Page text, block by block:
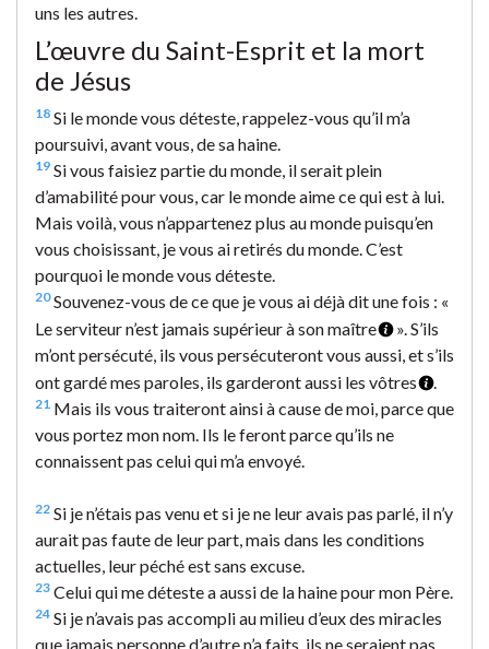
uns les autres.
L’œuvre du Saint-Esprit et la mort
de Jésus
18 Si le monde vous déteste, rappelez-vous qu’il m’a
poursuivi, avant vous, de sa haine.
19 Si vous faisiez partie du monde, il serait plein
d’amabilité pour vous, car le monde aime ce qui est à lui.
Mais voilà, vous n’appartenez plus au monde puisqu’en
vous choisissant, je vous ai retirés du monde. C’est
pourquoi le monde vous déteste.
20Souvenez-vous de ce que je vous ai déjà dit une fois : «
Le serviteur n’est jamais supérieur à son maître
». S’ils
m’ont persécuté, ils vous persécuteront vous aussi, et s’ils
ont gardé mes paroles, ils garderont aussi les vôtres
.
21 Mais ils vous traiteront ainsi à cause de moi, parce que
vous portez mon nom. Ils le feront parce qu’ils ne
connaissent pas celui qui m’a envoyé.
22 Si je n’étais pas venu et si je ne leur avais pas parlé, il n’y
aurait pas faute de leur part, mais dans les conditions
actuelles, leur péché est sans excuse.
23 Celui qui me déteste a aussi de la haine pour mon Père.
24 Si je n’avais pas accompli au milieu d’eux des miracles
que jamais personne d’autre n’a faits, ils ne seraient pas